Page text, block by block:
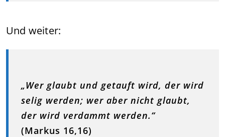
Und weiter:
„Wer glaubt und getauft wird, der wird
selig werden; wer aber nicht glaubt,
der wird verdammt werden.“
(Markus 16,16)